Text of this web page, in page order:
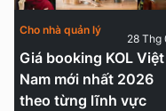
Giá booking KOL Việt
Nam mới nhất 2026
theo từng lĩnh vực
Cho nhà quản lý
28 Thg